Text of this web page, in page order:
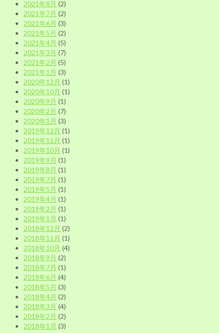
2021年8月 (2)
2021年7月 (2)
2021年6月 (3)
2021年5月 (2)
2021年4月 (5)
2021年3月 (7)
2021年2月 (5)
2021年1月 (3)
2020年12月 (1)
2020年10月 (1)
2020年9月 (1)
2020年2月 (7)
2020年1月 (3)
2019年12月 (1)
2019年11月 (1)
2019年10月 (1)
2019年9月 (1)
2019年8月 (1)
2019年7月 (1)
2019年5月 (1)
2019年4月 (1)
2019年2月 (1)
2019年1月 (1)
2018年12月 (2)
2018年11月 (1)
2018年10月 (4)
2018年9月 (2)
2018年7月 (1)
2018年6月 (4)
2018年5月 (3)
2018年4月 (2)
2018年3月 (4)
2018年2月 (2)
2018年1月 (3)